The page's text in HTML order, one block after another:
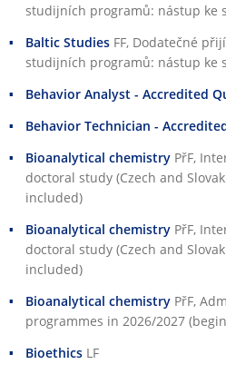
studijních programů: nástup ke
Baltic Studies FF, Dodatečné
studijních programů: nástup ke
Behavior Analyst - Accredited
Behavior Technician -
Bioanalytical chemistry PřF,
doctoral study (Czech and
included)
Bioanalytical chemistry PřF,
doctoral study (Czech and
included)
Bioanalytical chemistry PřF,
programmes in 2026/2027
Bioethics LF